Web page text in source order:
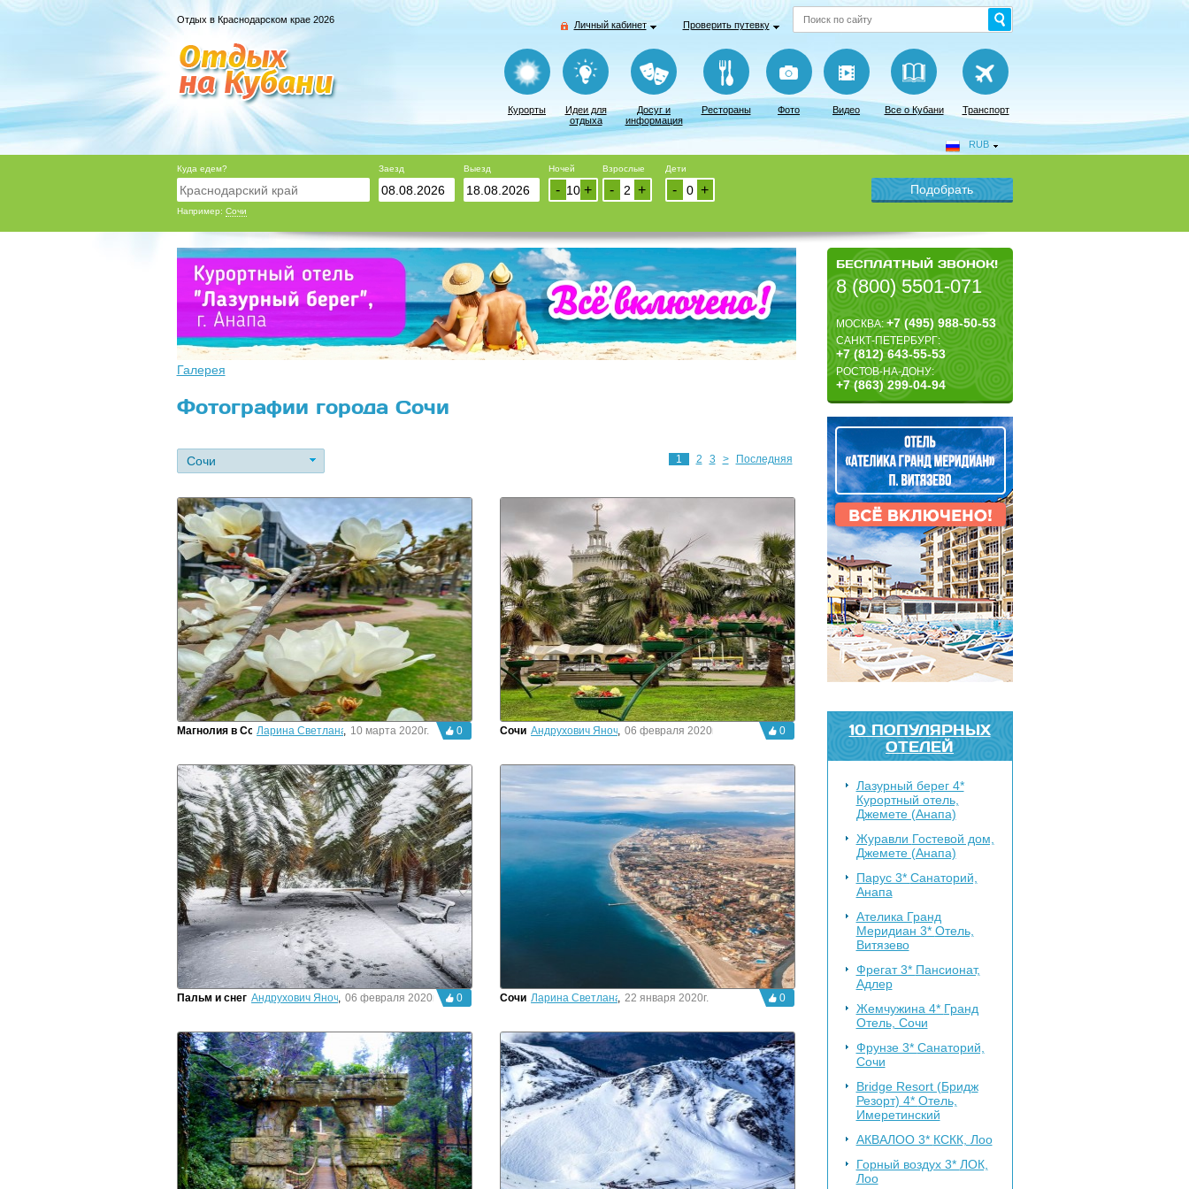
Отдых в Краснодарском крае 2026 Личный кабинет Проверить путевку
Курорты
Идеи для
отдыха
Досуг и
информация
Рестораны Фото Видео Все о Кубани Транспорт
RUB
Куда едем?
Например: Сочи
Заезд Выезд Ночей
+
-
Взрослые
+
-
Дети
+
-
БЕСПЛАТНЫЙ ЗВОНОК!
8 (800) 5501-071
МОСКВА:+7 (495) 988-50-53
САНКТ-ПЕТЕРБУРГ:
+7 (812) 643-55-53
РОСТОВ-НА-ДОНУ:
+7 (863) 299-04-94
10 ПОПУЛЯРНЫХ
ОТЕЛЕЙ
Лазурный берег 4*
Курортный отель,
Джемете (Анапа)
Журавли Гостевой дом,
Джемете (Анапа)
Парус 3* Санаторий,
Анапа
Ателика Гранд
Меридиан 3* Отель,
Витязево
Фрегат 3* Пансионат,
Адлер
Жемчужина 4* Гранд
Отель, Сочи
Фрунзе 3* Санаторий,
Сочи
Bridge Resort (Бридж
Резорт) 4* Отель,
Имеретинский
АКВАЛОО 3* КСКК, Лоо
Горный воздух 3* ЛОК,
Лоо
Галерея
Фотографии города Сочи
1 2 3 > Последняя
Сочи
Магнолия в СочиЛарина Светлана, 10 марта 2020г. 0 Сочи Андрухович Яночка
, 06 февраля 2020г. 0
Пальм и снег Андрухович Яночка
, 06 февраля 2020г. 0 Сочи Ларина Светлана, 22 января 2020г. 0